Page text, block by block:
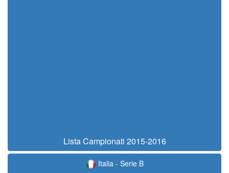
Lista Campionati 2015-2016
Italia - Serie B